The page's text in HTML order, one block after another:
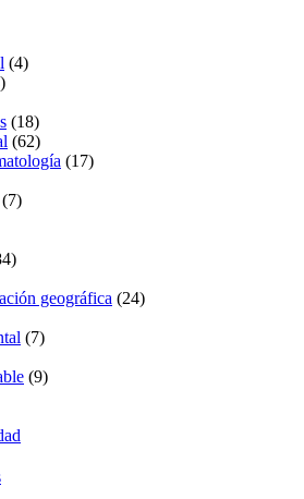
(4)
(18)
(62)
(17)
(7)
geográfica (24)
(7)
(9)